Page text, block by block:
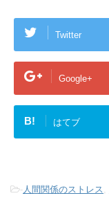
Twitter
Google+
B! はてブ
-人間関係のストレス,